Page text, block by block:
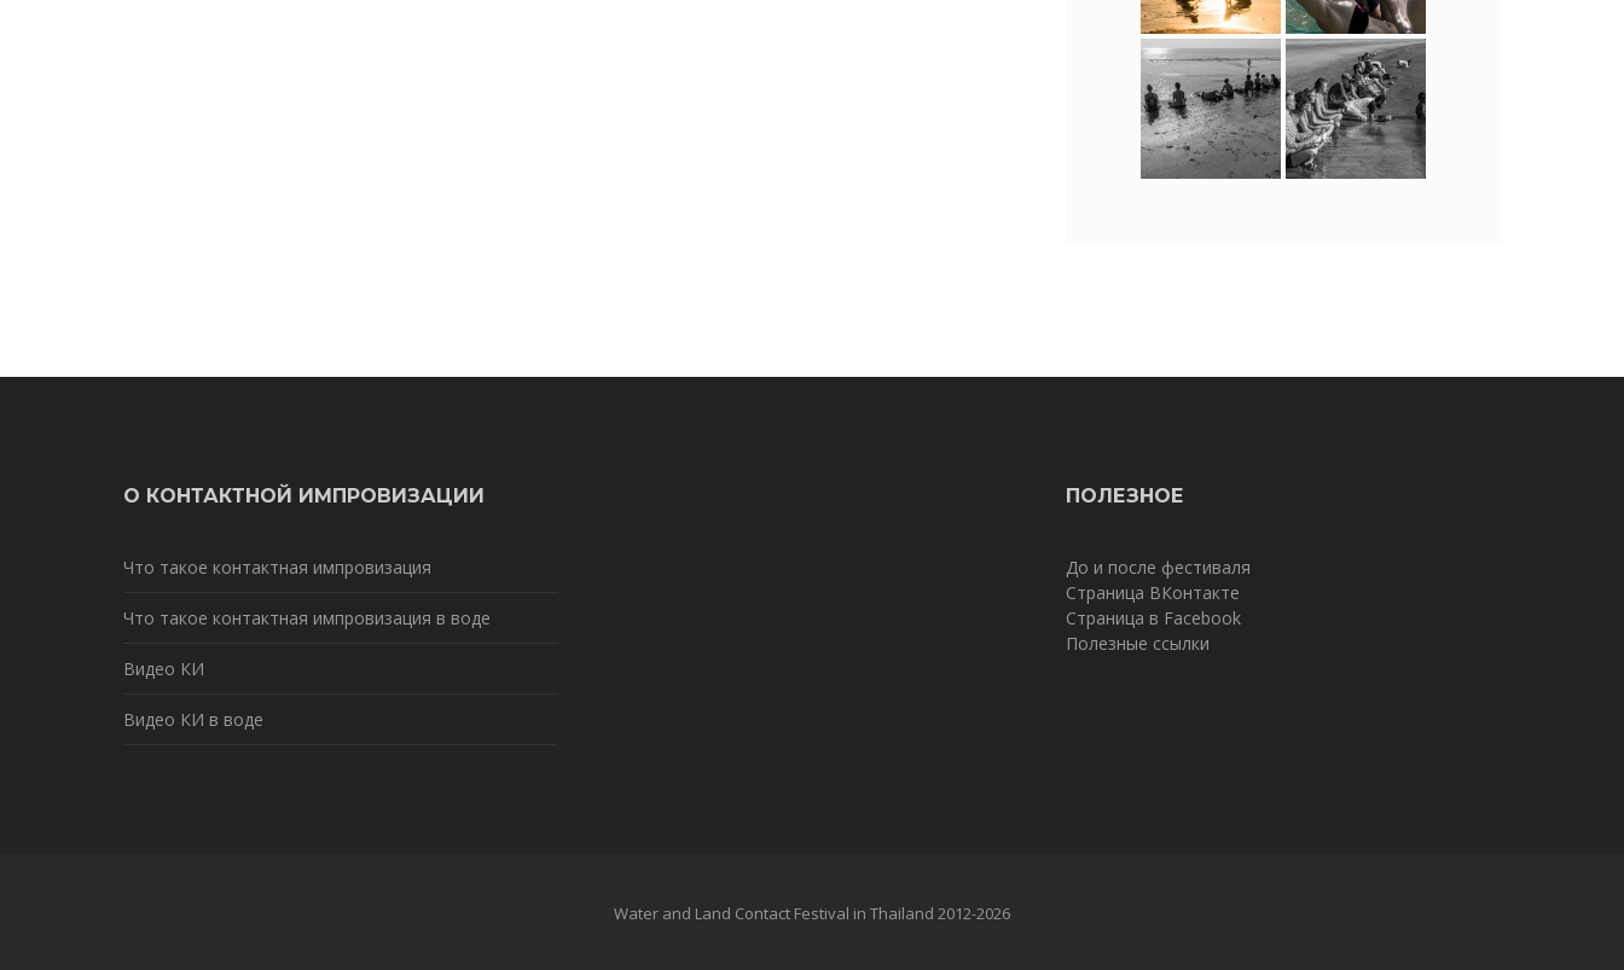
О КОНТАКТНОЙ ИМПРОВИЗАЦИИ
Что такое контактная импровизация
Что такое контактная импровизация в воде
Видео КИ
Видео КИ в воде
ПОЛЕЗНОЕ
До и после фестиваля
Страница ВКонтакте
Страница в Facebook
Полезные ссылки
Water and Land Contact Festival in Thailand 2012-2026